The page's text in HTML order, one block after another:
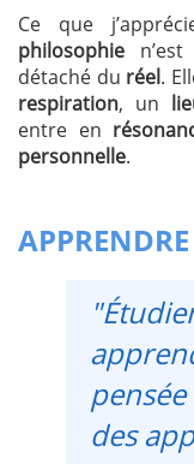
Ce que
philosophie
détaché du réel.
respiration, un
entre en
personnelle.
des